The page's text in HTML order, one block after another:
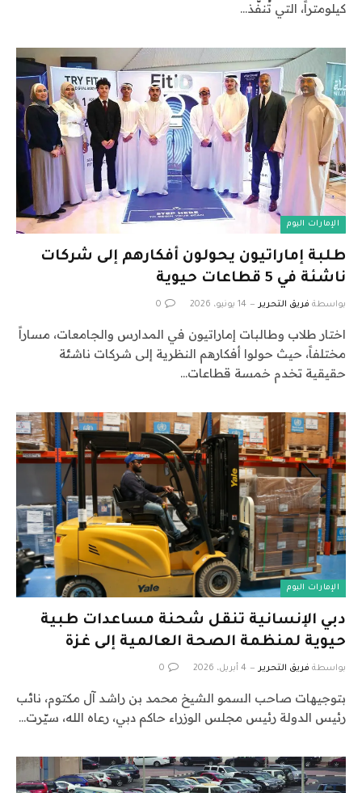
كيلومتراً، التي تُنفّذ…
الإمارات اليوم
طلبة إماراتيون يحولون أفكارهم إلى شركات
ناشئة في 5 قطاعات حيوية
بواسطة فريق التحرير 14 يونيو، 2026 0
اختار طلاب وطالبات إماراتيون في المدارس والجامعات، مساراً
مختلفاً، حيث حولوا أفكارهم النظرية إلى شركات ناشئة
حقيقية تخدم خمسة قطاعات…
الإمارات اليوم
دبي الإنسانية تنقل شحنة مساعدات طبية
حيوية لمنظمة الصحة العالمية إلى غزة
بواسطة فريق التحرير 4 أبريل، 2026 0
بتوجيهات صاحب السمو الشيخ محمد بن راشد آل مكتوم، نائب
رئيس الدولة رئيس مجلس الوزراء حاكم دبي، رعاه الله، سيّرت…